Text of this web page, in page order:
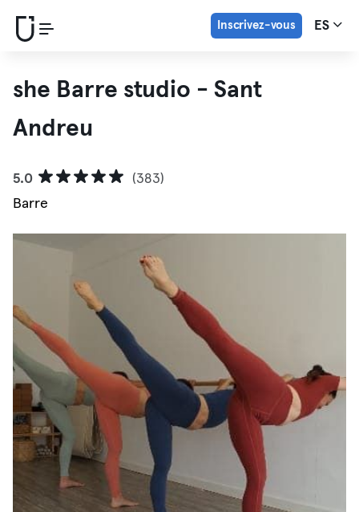
Inscrivez-vous ES
she Barre studio - Sant
Andreu
5.0
(383)
Barre